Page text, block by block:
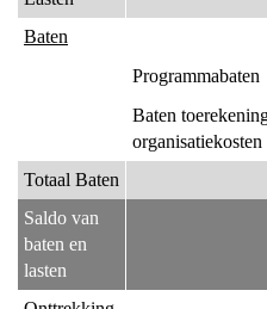
kosten?
Baten
Programmabaten
Baten
organisatiekosten
Totaal Baten
Saldo van
baten en
lasten